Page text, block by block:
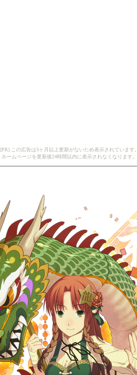
[PR] この広告は3ヶ月以上更新がないため表示されています。
ホームページを更新後24時間以内に表示されなくなります。